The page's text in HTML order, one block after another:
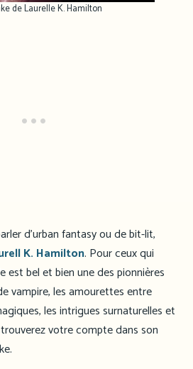
de Laurelle K. Hamilton
d’urban fantasy ou de bit-lit,
K. Hamilton. Pour ceux qui
est bel et bien une des pionnières
vampire, les amourettes entre
les intrigues surnaturelles et
votre compte dans son